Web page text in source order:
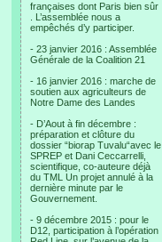
françaises dont Paris bien sûr
. L’assemblée nous a
empêchés d’y participer.
- 23 janvier 2016 : Assemblée
Générale de la Coalition 21
- 16 janvier 2016 : marche de
soutien aux agriculteurs de
Notre Dame des Landes
- D’Aout à fin décembre :
préparation et clôture du
dossier “biorap Tuvalu“avec le
SPREP et Dani Ceccarrelli,
scientifique, co-auteure déjà
du TML Un projet annulé à la
dernière minute par le
Gouvernement.
- 9 décembre 2015 : pour le
D12, participation à l’opération